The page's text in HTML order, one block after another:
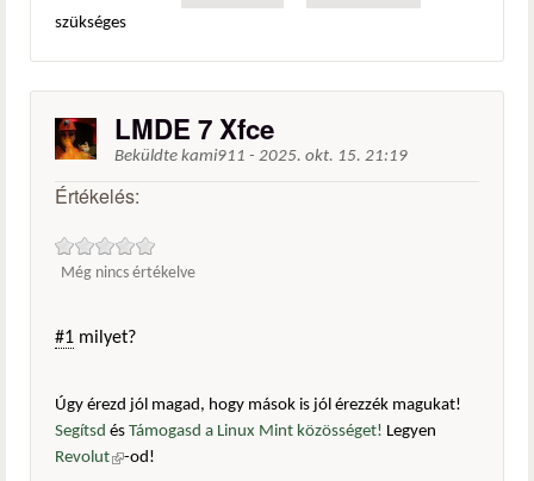
szükséges
LMDE 7 Xfce
Beküldte kami911 - 2025. okt. 15. 21:19
Értékelés:
Még nincs értékelve
#1 milyet?
Úgy érezd jól magad, hogy mások is jól érezzék magukat!
Segítsd és Támogasd a Linux Mint közösséget! Legyen
Revolut(külső hivatkozás)
-od!